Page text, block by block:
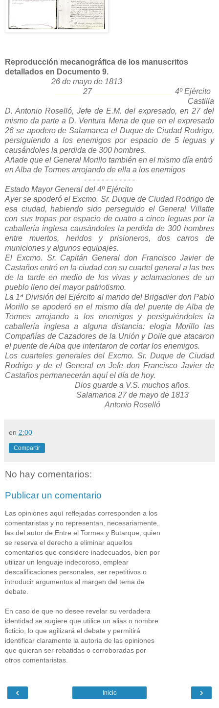
Reproducción mecanográfica de los manuscritos
detallados en Documento 9.
26 de mayo de 1813
27__________________
4º Ejército
Castilla
D. Antonio Roselló, Jefe de E.M. del expresado, en 27 del
mismo da parte a D. Ventura Mena de que en el expresado
26 se apodero de Salamanca el Duque de Ciudad Rodrigo,
persiguiendo a los enemigos por espacio de 5 leguas y
causándoles la perdida de 300 hombres.
Añade que el General Morillo también en el mismo día entró
en Alba de Tormes arrojando de ella a los enemigos
- - - - - - - - - - - -
Estado Mayor General del 4º Ejército
Ayer se apoderó el Excmo. Sr. Duque de Ciudad Rodrigo de
esa ciudad, habiendo sido perseguido el General Villatte
con sus tropas por espacio de cuatro a cinco leguas por la
caballería inglesa causándoles la perdida de 300 hombres
entre muertos, heridos y prisioneros, dos carros de
municiones y algunos equipajes.
El Excmo. Sr. Capitán General don Francisco Javier de
Castaños entró en la ciudad con su cuartel general a las tres
de la tarde en medio de los vivas y aclamaciones de un
pueblo lleno del mayor patriotismo.
La 1ª División del Ejército al mando del Brigadier don Pablo
Morillo se apoderó en el mismo día del puente de Alba de
Tormes arrojando a los enemigos y persiguiéndoles la
caballería inglesa a alguna distancia: elogia Morillo las
Compañías de Cazadores dela Unión y Doile que atacaron
el puente de Alba que intentaron de cortar los enemigos.
Los cuarteles generales del Excmo. Sr. Duque de Ciudad
Rodrigo y de el General en Jefe don Francisco Javier de
Castaños permanecerán aquí el día de hoy.
Dios guarde a V.S. muchos años.
Salamanca 27 de mayo de 1813
Antonio Roselló
en 2:00
Compartir
No hay comentarios:
Publicar un comentario
Las opiniones aquí reflejadas corresponden a los
comentaristas y no representan, necesariamente,
las del autor de Entre el Tormes y Butarque, quien
se reserva el derecho a eliminar aquellos
comentarios que considere inadecuados, bien por
utilizar un lenguaje indecoroso, emplear
descalificaciones personales, ser repetitivos o
introducir argumentos al margen del tema de
debate.
En caso de que no desee revelar su verdadera
identidad se sugiere que utilice un alias o nombre
ficticio, lo que agilizará el debate y permitirá
identificar claramente la autoria de las opiniones
que quieran ser rebatidas o corroboradas por
otros comentaristas.
‹ ›
Inicio